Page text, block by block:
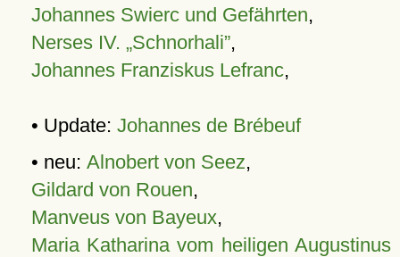
Johannes Swierc und Gefährten,
Nerses IV. „Schnorhali”,
Johannes Franziskus Lefranc,
• Update: Johannes de Brébeuf
• neu: Alnobert von Seez,
Gildard von Rouen,
Manveus von Bayeux,
Maria Katharina vom heiligen Augustinus